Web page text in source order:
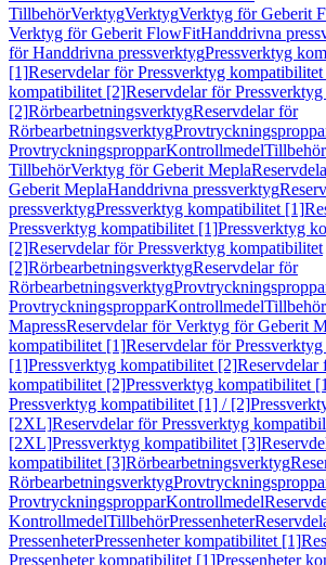
TillbehörVerktygVerktygVerktyg för Geberit
Verktyg för Geberit FlowFitHanddrivna
för Handdrivna pressverktygPressverktyg
[1]Reservdelar för Pressverktyg
kompatibilitet [2]Reservdelar för
[2]RörbearbetningsverktygReservdelar för
Rörbearbetningsverktyg
ProvtryckningspropparKontrollmedelTillbehör
TillbehörVerktyg för Geberit Mepla
Geberit MeplaHanddrivna pressverktyg
pressverktygPressverktyg kompatibilitet [1]
Pressverktyg kompatibilitet [1]Pressverktyg
[2]Reservdelar för Pressverktyg kompatibilitet
[2]RörbearbetningsverktygReservdelar för
Rörbearbetningsverktyg
ProvtryckningspropparKontrollmedelTillbehör
MapressReservdelar för Verktyg för Geberit
kompatibilitet [1]Reservdelar för
[1]Pressverktyg kompatibilitet [2]Reservdelar
kompatibilitet [2]Pressverktyg kompatibilitet
Pressverktyg kompatibilitet [1] / [2]
[2XL]Reservdelar för Pressverktyg
[2XL]Pressverktyg kompatibilitet [3]
kompatibilitet [3]Rörbearbetningsverktyg
Rörbearbetningsverktyg
ProvtryckningspropparKontrollmedel
KontrollmedelTillbehörPressenheter
PressenheterPressenheter kompatibilitet [1]
Pressenheter kompatibilitet [1]Pressenheter